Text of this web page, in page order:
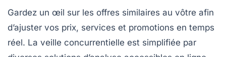
Gardez un œil sur les offres similaires au vôtre afin
d’ajuster vos prix, services et promotions en temps
réel. La veille concurrentielle est simplifiée par